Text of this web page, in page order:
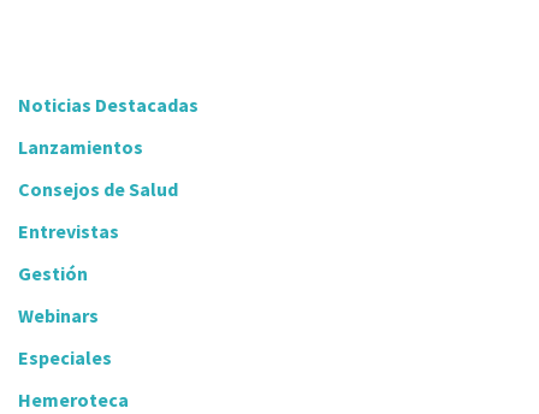
Noticias Destacadas
Lanzamientos
Consejos de Salud
Entrevistas
Gestión
Webinars
Especiales
Hemeroteca